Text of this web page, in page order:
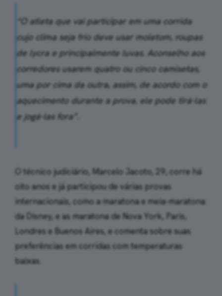
“O atleta que vai participar em uma corrida
cujo clima seja frio deve usar moletom, roupas
de lycra e principalmente luvas. Aconselho aos
corredores usarem quatro ou cinco camisetas,
uma por cima da outra, assim, de acordo com o
aquecimento durante a prova, ele pode tirá-las
e jogá-las fora”.
O técnico judiciário, Marcelo Jacoto, 29, corre há
oito anos e já participou de várias provas
internacionais, como a maratona e meia-maratona
da Disney, e as maratona de Nova York, Paris,
Londres e Buenos Aires, e comenta sobre suas
preferências em corridas com temperaturas
baixas.